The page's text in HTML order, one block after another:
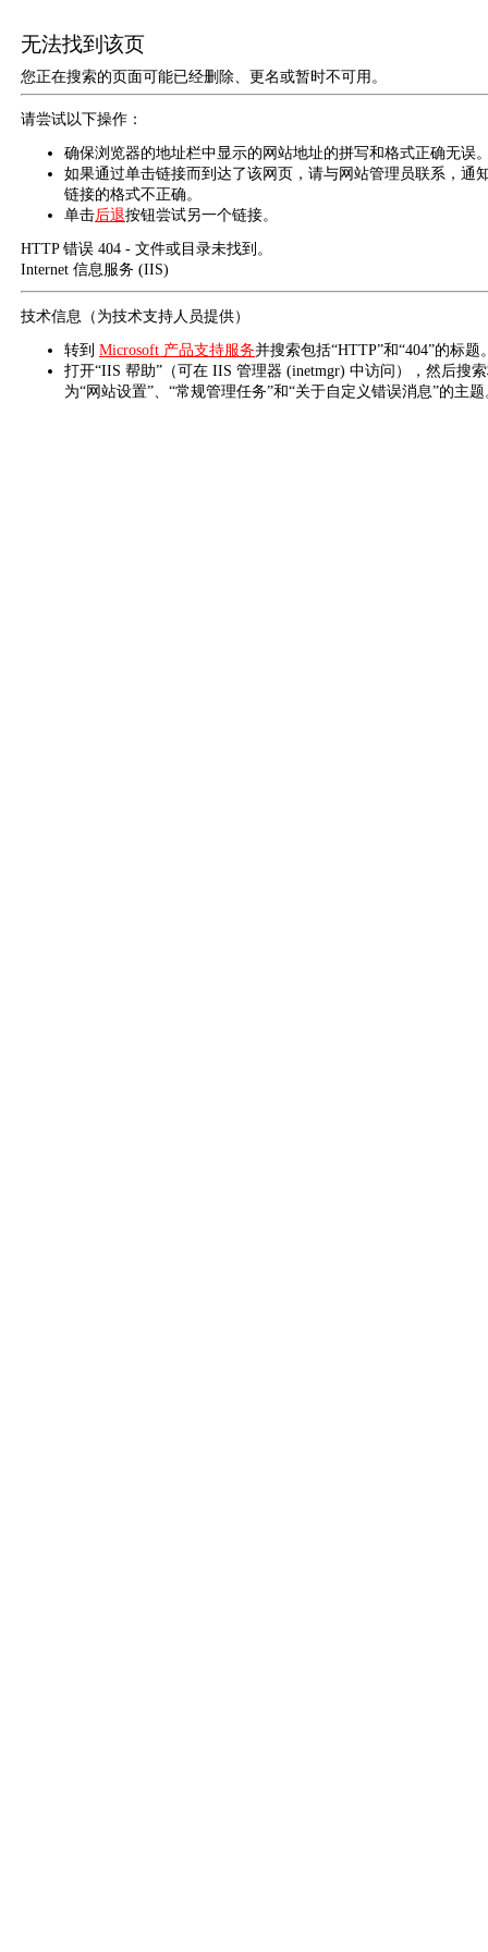
无法找到该页
您正在搜索的页面可能已经删除、更名或暂时不可用。
请尝试以下操作：
确保浏览器的地址栏中显示的网站地址的拼写和格式正确无误
如果通过单击链接而到达了该网页，请与网站管理员联系，通
链接的格式不正确。
单击后退按钮尝试另一个链接。
HTTP 错误 404 - 文件或目录未找到。
Internet 信息服务 (IIS)
技术信息（为技术支持人员提供）
转到 Microsoft 产品支持服务并搜索包括“HTTP”和“404”的标题
打开“IIS 帮助”（可在 IIS 管理器 (inetmgr) 中访问），然后搜
为“网站设置”、“常规管理任务”和“关于自定义错误消息”的主题